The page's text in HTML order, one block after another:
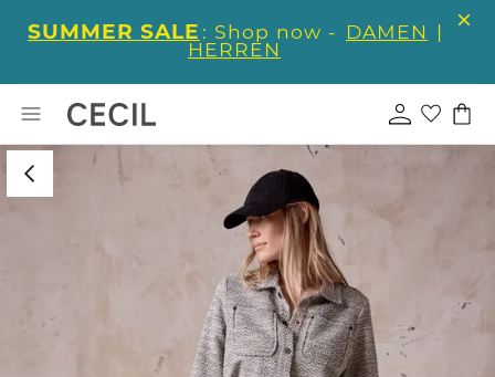
SUMMER SALE : Shop now - DAMEN |
HERREN